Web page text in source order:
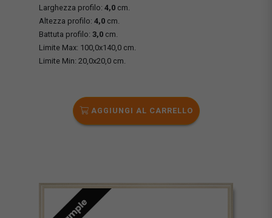
Larghezza profilo: 4,0 cm.
Altezza profilo: 4,0 cm.
Battuta profilo: 3,0 cm.
Limite Max: 100,0x140,0 cm.
Limite Min: 20,0x20,0 cm.
AGGIUNGI AL CARRELLO